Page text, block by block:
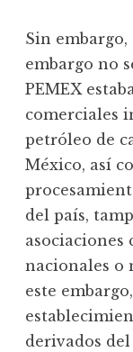
Sin
embargo no
PEMEX
comerciales
petróleo de
México, así
del país,
asociaciones
nacionales o
este
derivados